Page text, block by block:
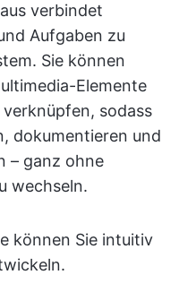
verbindet
Aufgaben zu
Sie können
Elemente
sodass
dokumentieren und
– ganz ohne
wechseln.
können Sie intuitiv